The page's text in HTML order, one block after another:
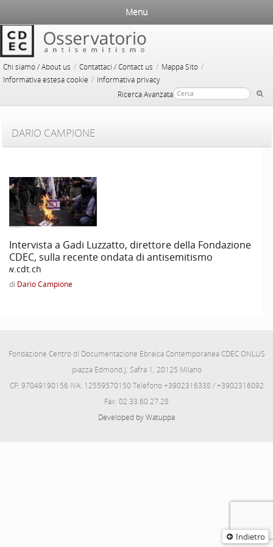
Chi siamo / About us / Contattaci / Contact us / Mappa Sito /
Informativa estesa cookie / Informativa privacy
Ricerca Avanzata
Menu
Indietro
DARIO CAMPIONE
Intervista a Gadi Luzzatto, direttore della Fondazione
CDEC, sulla recente ondata di antisemitismo
di Dario Campione
Fondazione Centro di Documentazione Ebraica Contemporanea CDEC ONLUS
piazza Edmond J. Safra 1, 20125 Milano
CF: 97049190156 IVA: 12559570150 Telefono +3902316338 / +3902316092
Fax: 02.33.60.27.28
Developed by Watuppa